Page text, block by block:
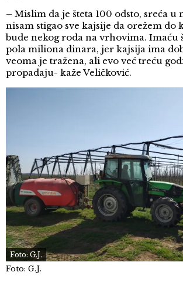
– Mislim da je šteta 100 odsto, sreća u
nisam stigao sve kajsije da orežem do
bude nekog roda na vrhovima. Imaću
pola miliona dinara, jer kajsija ima
veoma je tražena, ali evo već treću
propadaju- kaže Veličković.
Foto: G.J.
Foto: G.J.